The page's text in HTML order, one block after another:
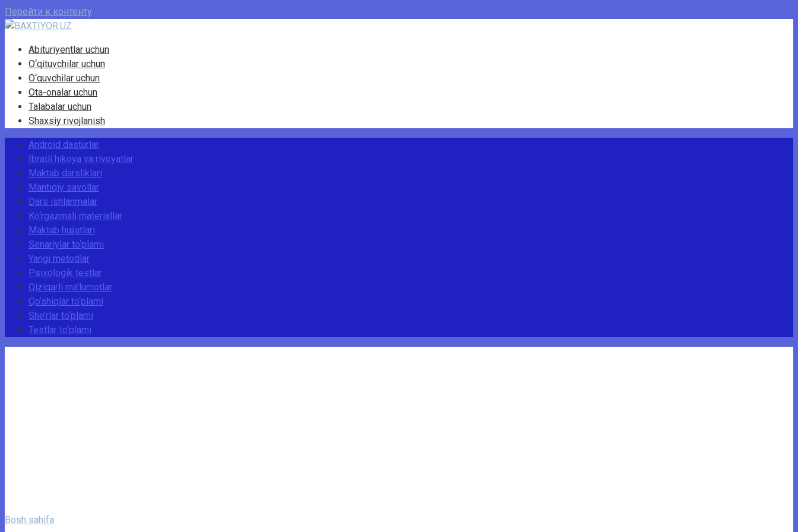
Перейти к контенту
Abituriyentlar uchun
O‘qituvchilar uchun
O‘quvchilar uchun
Ota-onalar uchun
Talabalar uchun
Shaxsiy rivojlanish
Android dasturlar
Ibratli hikoya va rivoyatlar
Maktab darsliklari
Mantiqiy savollar
Dars ishlanmalar
Ko‘rgazmali materiallar
Maktab hujjatlari
Senariylar to‘plami
Yangi metodlar
Psixologik testlar
Qiziqarli ma’lumotlar
Qo‘shiqlar to‘plami
She’rlar to‘plami
Testlar to‘plami
Bosh sahifa